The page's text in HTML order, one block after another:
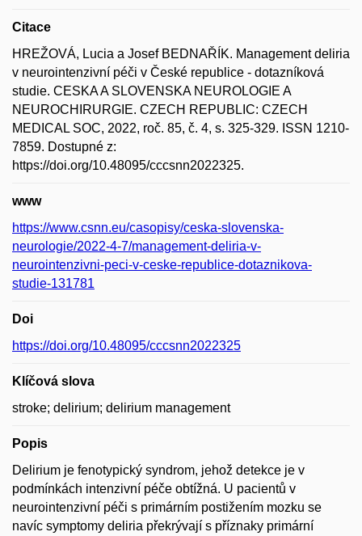
Citace
HREŽOVÁ, Lucia a Josef BEDNAŘÍK. Management deliria
v neurointenzivní péči v České republice - dotazníková
studie. CESKA A SLOVENSKA NEUROLOGIE A
NEUROCHIRURGIE. CZECH REPUBLIC: CZECH
MEDICAL SOC, 2022, roč. 85, č. 4, s. 325-329. ISSN 1210-
7859. Dostupné z:
https://doi.org/10.48095/cccsnn2022325.
www
https://www.csnn.eu/casopisy/ceska-slovenska-
neurologie/2022-4-7/management-deliria-v-
neurointenzivni-peci-v-ceske-republice-dotaznikova-
studie-131781
Doi
https://doi.org/10.48095/cccsnn2022325
Klíčová slova
stroke; delirium; delirium management
Popis
Delirium je fenotypický syndrom, jehož detekce je v
podmínkách intenzivní péče obtížná. U pacientů v
neurointenzivní péči s primárním postižením mozku se
navíc symptomy deliria překrývají s příznaky primární